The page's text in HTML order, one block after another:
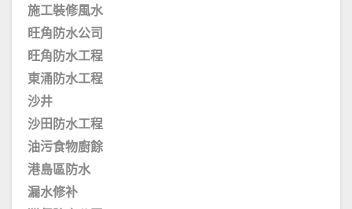
施工裝修風水
旺角防水公司
旺角防水工程
東涌防水工程
沙井
沙田防水工程
油污食物廚餘
港島區防水
漏水修补